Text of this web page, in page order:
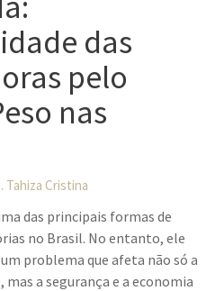
das
pelo
nas
Tahiza Cristina
das principais formas de
no Brasil. No entanto, ele
problema que afeta não só a
a segurança e a economia